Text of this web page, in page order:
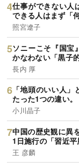
仕事ができない人
できる人はまず「
照宮遼子
ソニーこそ『国宝
かなわない「黒子
長内 厚
「地頭のいい人
たった1つの違い。
小川晶子
中国の歴史観に異
1日施行の「習近
王 彦麟